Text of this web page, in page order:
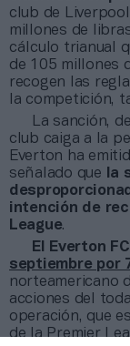
club de
millones de
cálculo trianual
de 105 millones
recogen las
la competición,
La sanción,
club caiga a la
Everton ha
señalado que la
intención de
League.
El Everton
septiembre por
norteamericano
acciones del
operación, que
de la Premier